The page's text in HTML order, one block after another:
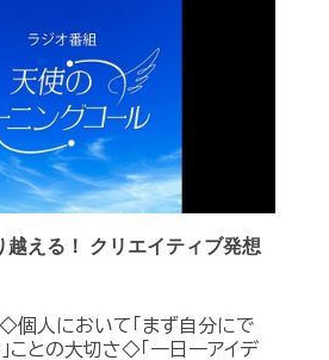
越える！ クリエイティブ発想
◇個人において「まず自分にで
ことの大切さ◇「一日一アイデ